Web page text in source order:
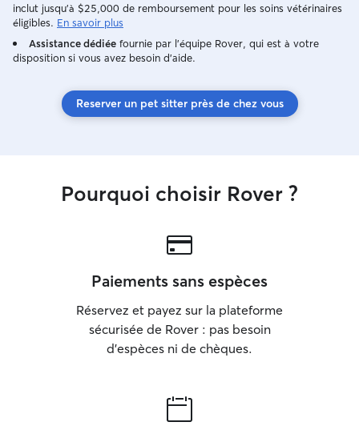
contact afin de connaître vos habitudes,
je m'occupe des animaux que j'ai en
garde comme s'ils étaient avec vous.
inclut jusqu'à $25,000 de remboursement pour les soins vétérinaires
éligibles. En savoir plus
Assistance dédiée fournie par l'équipe Rover, qui est à votre
disposition si vous avez besoin d'aide.
Reserver un pet sitter près de chez vous
Pourquoi choisir Rover ?
Paiements sans espèces
Réservez et payez sur la plateforme
sécurisée de Rover : pas besoin
d'espèces ni de chèques.